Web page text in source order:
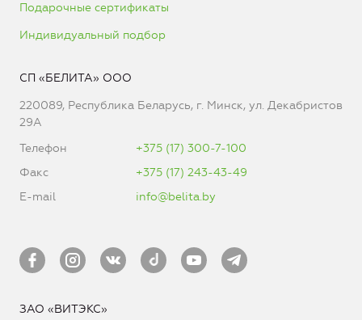
Подарочные сертификаты
Индивидуальный подбор
СП «БЕЛИТА» ООО
220089, Республика Беларусь, г. Минск, ул. Декабристов
29А
Телефон
+375 (17) 300-7-100
Факс
+375 (17) 243-43-49
E-mail
info@belita.by
ЗАО «ВИТЭКС»